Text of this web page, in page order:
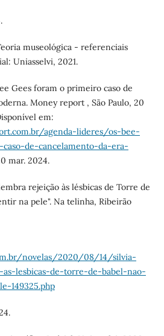
museológica - referenciais
Uniasselvi, 2021.
Gees foram o primeiro caso de
Money report , São Paulo, 20
em:
agenda-lideres/os-bee-
de-cancelamento-da-era-
mar. 2024.
rejeição às lésbicas de Torre de
na pele". Na telinha, Ribeirão
novelas/2020/08/14/silvia-
lesbicas-de-torre-de-babel-nao-
149325.php